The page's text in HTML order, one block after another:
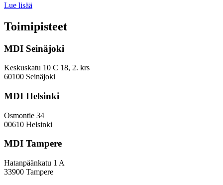
Lue lisää
Culture
Finland
hanke
arvioitu
Toimipisteet
MDI Seinäjoki
Keskuskatu 10 C 18, 2. krs
60100 Seinäjoki
MDI Helsinki
Osmontie 34
00610 Helsinki
MDI Tampere
Hatanpäänkatu 1 A
33900 Tampere